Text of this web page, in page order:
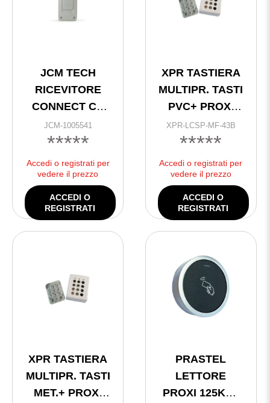
JCM TECH
RICEVITORE
CONNECT CC
RADIO 868 MHZ
MULTIPROTOCOLLO
JCM-1005541
*****
Accedi o registrati per
vedere il prezzo
ACCEDI O
REGISTRATI
XPR TASTIERA
MULTIPR. TASTI
PVC+ PROXI
MIFARE
13,56MHz
PVC*
XPR-LCSP-MF-43B
*****
Accedi o registrati per
vedere il prezzo
ACCEDI O
REGISTRATI
XPR TASTIERA
MULTIPR. TASTI
MET.+ PROXI
PRASTEL
LETTORE
PROXI 125KHz